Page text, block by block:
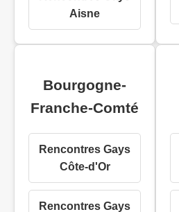
Aisne
Bourgogne-
Franche-Comté
Rencontres Gays
Côte-d'Or
Rencontres Gays